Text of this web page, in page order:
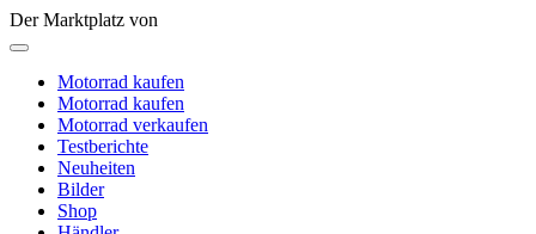
Der Marktplatz von
Motorrad kaufen
Motorrad kaufen
Motorrad verkaufen
Testberichte
Neuheiten
Bilder
Shop